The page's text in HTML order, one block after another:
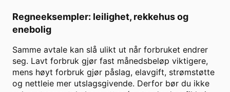
Regneeksempler: leilighet, rekkehus og
enebolig
Samme avtale kan slå ulikt ut når forbruket endrer
seg. Lavt forbruk gjør fast månedsbeløp viktigere,
mens høyt forbruk gjør påslag, elavgift, strømstøtte
og nettleie mer utslagsgivende. Derfor bør du ikke